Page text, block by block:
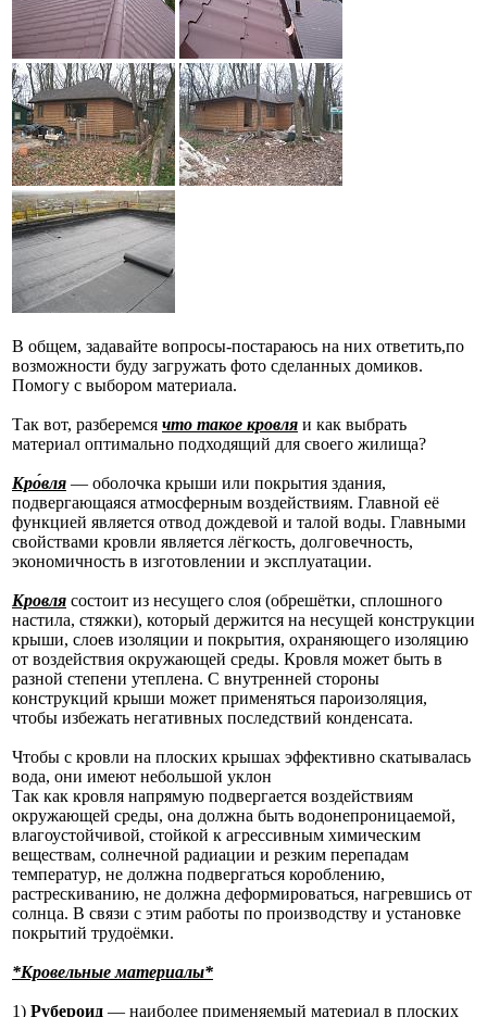
В общем, задавайте вопросы-постараюсь на них ответить,по
возможности буду загружать фото сделанных домиков.
Помогу с выбором материала.
Так вот, разберемся что такое кровля и как выбрать
материал оптимально подходящий для своего жилища?
Кро́вля — оболочка крыши или покрытия здания,
подвергающаяся атмосферным воздействиям. Главной её
функцией является отвод дождевой и талой воды. Главными
свойствами кровли является лёгкость, долговечность,
экономичность в изготовлении и эксплуатации.
Кровля состоит из несущего слоя (обрешётки, сплошного
настила, стяжки), который держится на несущей конструкции
крыши, слоев изоляции и покрытия, охраняющего изоляцию
от воздействия окружающей среды. Кровля может быть в
разной степени утеплена. С внутренней стороны
конструкций крыши может применяться пароизоляция,
чтобы избежать негативных последствий конденсата.
Чтобы с кровли на плоских крышах эффективно скатывалась
вода, они имеют небольшой уклон
Так как кровля напрямую подвергается воздействиям
окружающей среды, она должна быть водонепроницаемой,
влагоустойчивой, стойкой к агрессивным химическим
веществам, солнечной радиации и резким перепадам
температур, не должна подвергаться короблению,
растрескиванию, не должна деформироваться, нагревшись от
солнца. В связи с этим работы по производству и установке
покрытий трудоёмки.
*Кровельные материалы*
1) Рубероид — наиболее применяемый материал в плоских